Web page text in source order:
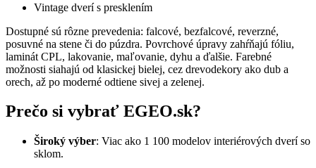
Vintage dverí s presklením
Dostupné sú rôzne prevedenia: falcové, bezfalcové, reverzné,
posuvné na stene či do púzdra. Povrchové úpravy zahŕňajú fóliu,
laminát CPL, lakovanie, maľovanie, dyhu a ďalšie. Farebné
možnosti siahajú od klasickej bielej, cez drevodekory ako dub a
orech, až po moderné odtiene sivej a zelenej.
Prečo si vybrať EGEO.sk?
Široký výber: Viac ako 1 100 modelov interiérových dverí so
sklom.